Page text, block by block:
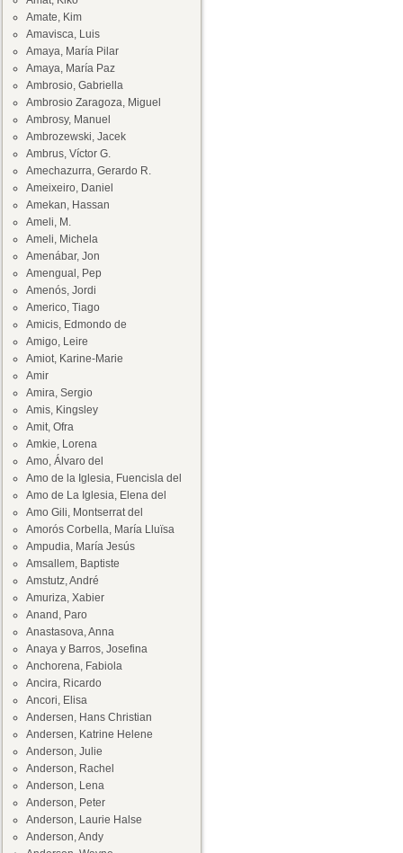
Amate, Kim
Amavisca, Luis
Amaya, María Pilar
Amaya, María Paz
Ambrosio, Gabriella
Ambrosio Zaragoza, Miguel
Ambrosy, Manuel
Ambrozewski, Jacek
Ambrus, Víctor G.
Amechazurra, Gerardo R.
Ameixeiro, Daniel
Amekan, Hassan
Ameli, M.
Ameli, Michela
Amenábar, Jon
Amengual, Pep
Amenós, Jordi
Americo, Tiago
Amicis, Edmondo de
Amigo, Leire
Amiot, Karine-Marie
Amir
Amira, Sergio
Amis, Kingsley
Amit, Ofra
Amkie, Lorena
Amo, Álvaro del
Amo de la Iglesia, Fuencisla del
Amo de La Iglesia, Elena del
Amo Gili, Montserrat del
Amorós Corbella, María Lluïsa
Ampudia, María Jesús
Amsallem, Baptiste
Amstutz, André
Amuriza, Xabier
Anand, Paro
Anastasova, Anna
Anaya y Barros, Josefina
Anchorena, Fabiola
Ancira, Ricardo
Ancori, Elisa
Andersen, Hans Christian
Andersen, Katrine Helene
Anderson, Julie
Anderson, Rachel
Anderson, Lena
Anderson, Peter
Anderson, Laurie Halse
Anderson, Andy